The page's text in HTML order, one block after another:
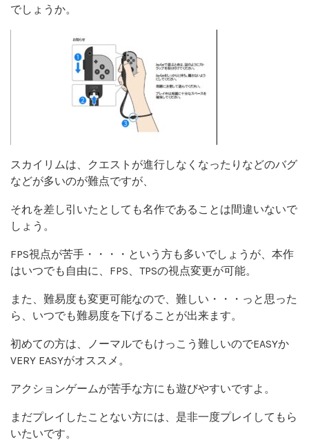
でしょうか。
スカイリムは、クエストが進行しなくなったりなどのバグ
などが多いのが難点ですが、
それを差し引いたとしても名作であることは間違いないで
しょう。
FPS視点が苦手・・・・という方も多いでしょうが、本作
はいつでも自由に、FPS、TPSの視点変更が可能。
また、難易度も変更可能なので、難しい・・・っと思った
ら、いつでも難易度を下げることが出来ます。
初めての方は、ノーマルでもけっこう難しいのでEASYか
VERY EASYがオススメ。
アクションゲームが苦手な方にも遊びやすいですよ。
まだプレイしたことない方には、是非一度プレイしてもら
いたいです。